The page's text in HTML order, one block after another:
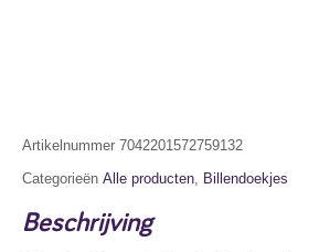
Artikelnummer 7042201572759132
Categorieën Alle producten, Billendoekjes
Beschrijving